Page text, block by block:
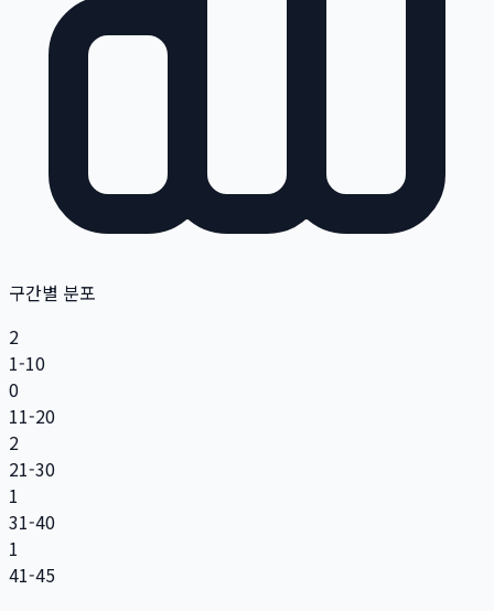
구간별 분포
2
1-10
0
11-20
2
21-30
1
31-40
1
41-45